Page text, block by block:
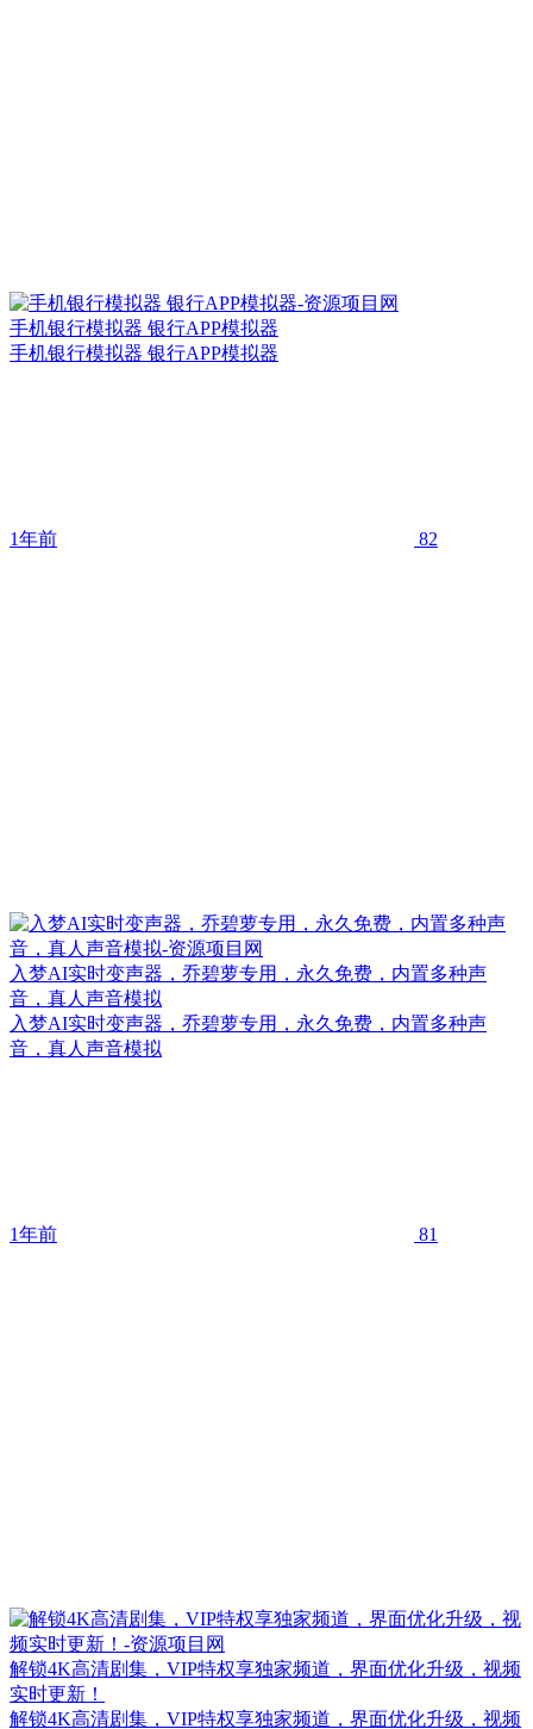
手机银行模拟器 银行APP模拟器
手机银行模拟器 银行APP模拟器
1年前 82
入梦AI实时变声器，乔碧萝专用，永久免费，内置多种声
音，真人声音模拟
入梦AI实时变声器，乔碧萝专用，永久免费，内置多种声
音，真人声音模拟
1年前 81
解锁4K高清剧集，VIP特权享独家频道，界面优化升级，视频
实时更新！
解锁4K高清剧集，VIP特权享独家频道，界面优化升级，视频